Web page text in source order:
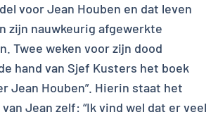
voor Jean Houben en dat leven
zijn nauwkeurig afgewerkte
Twee weken voor zijn dood
hand van Sjef Kusters het boek
Jean Houben”. Hierin staat het
Jean zelf: “Ik vind wel dat er veel